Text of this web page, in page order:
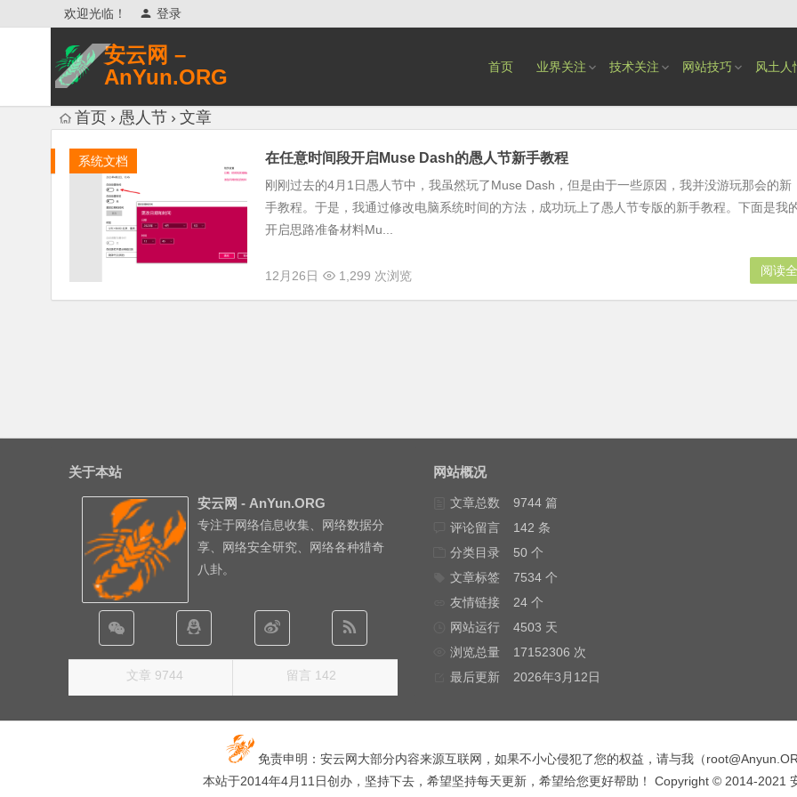
欢迎光临！ 登录
安云网 –
AnYun.ORG
网络安全研究、网络各种猎奇八卦。
首页 业界关注 技术关注 网站技巧 风土人
首页 愚人节 文章
系统文档 在任意时间段开启Muse Dash的愚人节新手教程
刚刚过去的4月1日愚人节中，我虽然玩了Muse Dash，但是由于一些原因，我并没游玩那会的新
手教程。于是，我通过修改电脑系统时间的方法，成功玩上了愚人节专版的新手教程。下面是我
开启思路准备材料Mu...
12月26日 1,299 次浏览 阅读
关于本站
安云网 - AnYun.ORG
专注于网络信息收集、网络数据分
享、网络安全研究、网络各种猎奇
八卦。
文章 9744 留言 142
网站概况
文章总数
9744 篇
评论留言
142 条
分类目录
50 个
文章标签
7534 个
友情链接
24 个
网站运行
4503 天
浏览总量
17152306 次
最后更新
2026年3月12日
免责申明：安云网大部分内容来源互联网，如果不小心侵犯了您的权益，请与我（
本站于2014年4月11日创办，坚持下去，希望坚持每天更新，希望给您更好帮助！ Copyright © 2014-2021